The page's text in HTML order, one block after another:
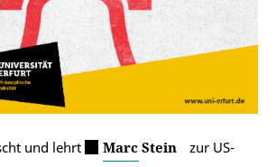
und lehrt Marc Stein
zur US-